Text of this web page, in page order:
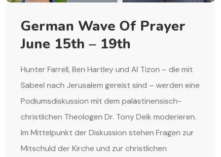
German Wave Of Prayer
June 15th – 19th
Hunter Farrell, Ben Hartley und Al Tizon – die mit
Sabeel nach Jerusalem gereist sind – werden eine
Podiumsdiskussion mit dem palästinensisch-
christlichen Theologen Dr. Tony Deik moderieren.
Im Mittelpunkt der Diskussion stehen Fragen zur
Mitschuld der Kirche und zur christlichen